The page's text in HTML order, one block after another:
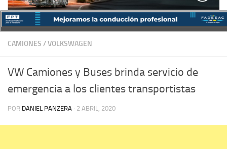
CAMIONES /VOLKSWAGEN
VW Camiones y Buses brinda servicio de
emergencia a los clientes transportistas
POR DANIEL PANZERA · 2 ABRIL, 2020